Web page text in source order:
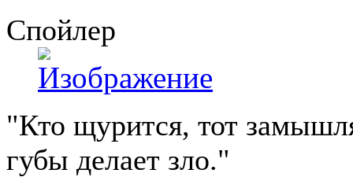
Спойлер
"Кто щурится, тот
губы делает зло."